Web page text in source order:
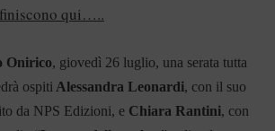
qui…..
Onirico, giovedì 26 luglio, una serata tutta
ospiti Alessandra Leonardi, con il suo
da NPS Edizioni, e Chiara Rantini, con